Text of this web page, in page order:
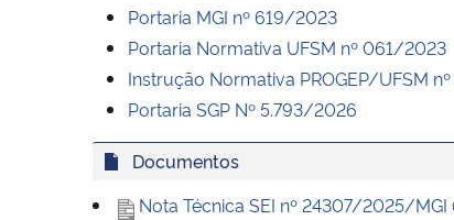
Portaria MGI nº 619/2023
Portaria Normativa UFSM nº 061/2023
Instrução Normativa PROGEP/UFSM
Portaria SGP Nº 5.793/2026
Documentos
Nota Técnica SEI nº 24307/2025/MGI